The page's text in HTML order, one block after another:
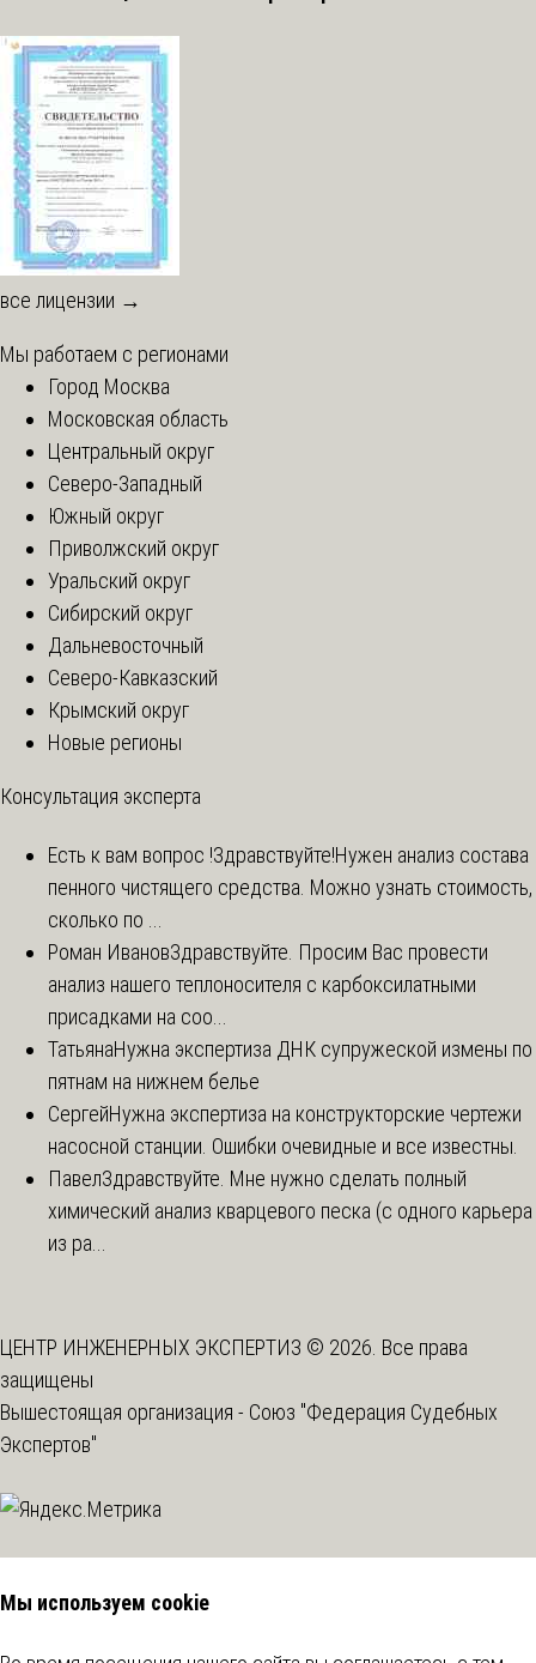
все лицензии →
Мы работаем с регионами
Город Москва
Московская область
Центральный округ
Северо-Западный
Южный округ
Приволжский округ
Уральский округ
Сибирский округ
Дальневосточный
Северо-Кавказский
Крымский округ
Новые регионы
Консультация эксперта
Есть к вам вопрос !Здравствуйте!Нужен анализ состава
пенного чистящего средства. Можно узнать стоимость,
сколько по ...
Роман ИвановЗдравствуйте. Просим Вас провести
анализ нашего теплоносителя с карбоксилатными
присадками на соо...
ТатьянаНужна экспертиза ДНК супружеской измены по
пятнам на нижнем белье
СергейНужна экспертиза на конструкторские чертежи
насосной станции. Ошибки очевидные и все известны.
ПавелЗдравствуйте. Мне нужно сделать полный
химический анализ кварцевого песка (с одного карьера
из ра...
ЦЕНТР ИНЖЕНЕРНЫХ ЭКСПЕРТИЗ © 2026. Все права
защищены
Вышестоящая организация - Союз "Федерация Судебных
Экспертов"
Мы используем cookie